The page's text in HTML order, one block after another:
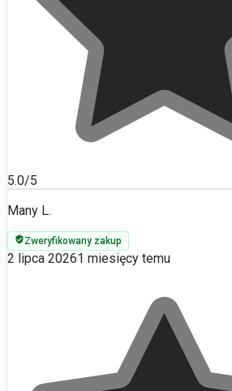
5.0/5
Many L.
Zweryfikowany zakup
2 lipca 20261 miesięcy temu